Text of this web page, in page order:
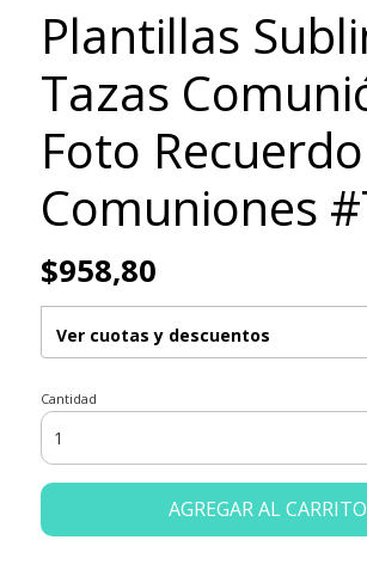
Plantillas
Tazas
Foto Recuerdo
Comuniones
$958,80
Ver cuotas y descuentos
Cantidad
AGREGAR AL CARRITO